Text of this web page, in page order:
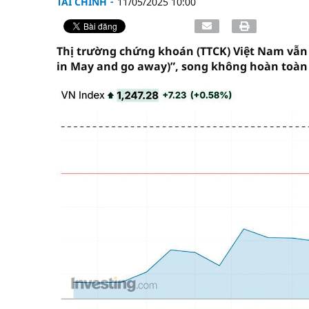
Thị trường chứng khoán (TTCK) Việt Nam
in May and go away)”, song không hoàn